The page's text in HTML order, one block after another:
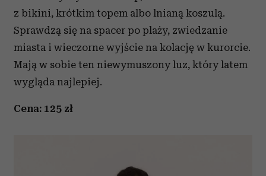
z bikini, krótkim topem albo lnianą koszulą.
Sprawdzą się na spacer po plaży, zwiedzanie
miasta i wieczorne wyjście na kolację w kurorcie.
Mają w sobie ten niewymuszony luz, który latem
wygląda najlepiej.
Cena: 125 zł